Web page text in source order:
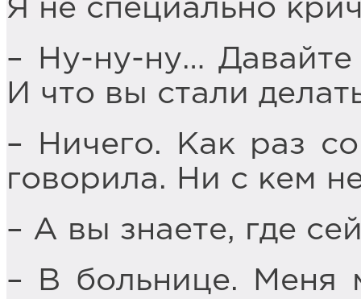
Я не специально
– Ну-ну-ну…
И что вы стали
– Ничего. Как раз
говорила. Ни с кем
– А вы знаете, где
– В больнице. Меня